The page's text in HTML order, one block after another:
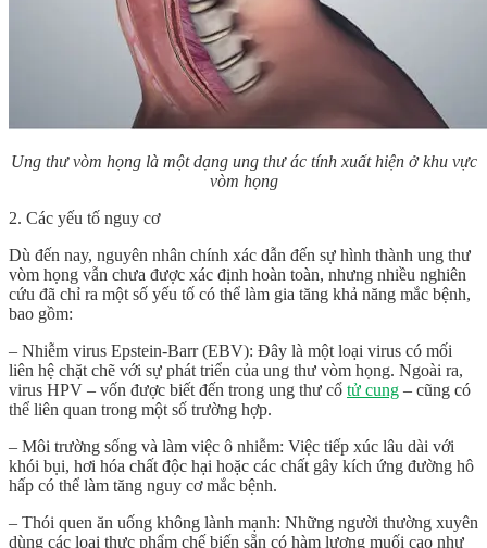
Ung thư vòm họng là một dạng ung thư ác tính xuất hiện ở khu vực
vòm họng
2. Các yếu tố nguy cơ
Dù đến nay, nguyên nhân chính xác dẫn đến sự hình thành ung thư
vòm họng vẫn chưa được xác định hoàn toàn, nhưng nhiều nghiên
cứu đã chỉ ra một số yếu tố có thể làm gia tăng khả năng mắc bệnh,
bao gồm:
– Nhiễm virus Epstein-Barr (EBV): Đây là một loại virus có mối
liên hệ chặt chẽ với sự phát triển của ung thư vòm họng. Ngoài ra,
virus HPV – vốn được biết đến trong ung thư cổ tử cung – cũng có
thể liên quan trong một số trường hợp.
– Môi trường sống và làm việc ô nhiễm: Việc tiếp xúc lâu dài với
khói bụi, hơi hóa chất độc hại hoặc các chất gây kích ứng đường hô
hấp có thể làm tăng nguy cơ mắc bệnh.
– Thói quen ăn uống không lành mạnh: Những người thường xuyên
dùng các loại thực phẩm chế biến sẵn có hàm lượng muối cao như